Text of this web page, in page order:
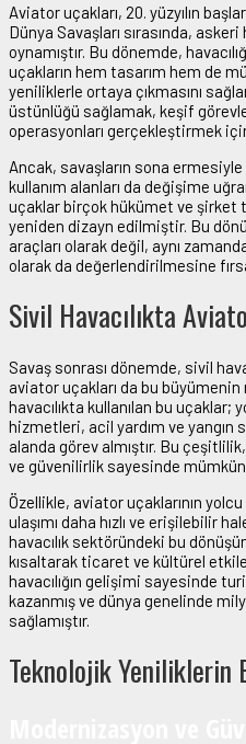
Aviator uçakları, 20. yüzyılın
Dünya Savaşları sırasında,
oynamıştır. Bu dönemde,
uçakların hem tasarım hem de
yeniliklerle ortaya çıkmasını
üstünlüğü sağlamak, keşif
operasyonları gerçekleştirmek için
Ancak, savaşların sona
kullanım alanları da değişime
uçaklar birçok hükümet ve şirket
yeniden dizayn edilmiştir. Bu
araçları olarak değil, aynı
olarak da değerlendirilmesine
Sivil Havacılıkta
Savaş sonrası dönemde, sivil
aviator uçakları da bu büyümenin
havacılıkta kullanılan bu uçaklar;
hizmetleri, acil yardım ve yangın
alanda görev almıştır. Bu
ve güvenilirlik sayesinde
Özellikle, aviator uçaklarının
ulaşımı daha hızlı ve erişilebilir
havacılık sektöründeki bu
kısaltarak ticaret ve kültürel
havacılığın gelişimi sayesinde
kazanmış ve dünya genelinde
sağlamıştır.
Teknolojik Yeniliklerin